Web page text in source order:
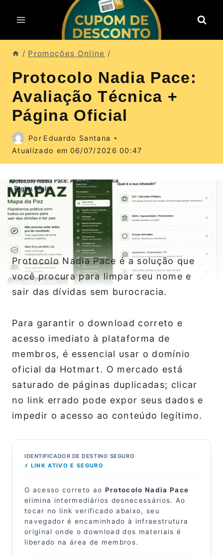
para
o
Conteúdo
/ Promoções Online /
Protocolo Nadia Pace:
Avaliação Técnica +
Página Oficial
Por Eduardo Santana
Atualizado em 06/07/2026 00:47
Protocolo Nadia Pace é a solução que
você procura para limpar seu nome e
sair das dívidas sem burocracia.
Para garantir o download correto e
acesso imediato à plataforma de
membros, é essencial usar o domínio
oficial da Hotmart. O mercado está
saturado de páginas duplicadas; clicar
no link errado pode expor seus dados e
impedir o acesso ao conteúdo legítimo.
IDENTIFICADOR DE DESTINO SEGURO
⚡ LINK ATIVO E SEGURO
O acesso correto ao Protocolo Nadia Pace
elimina intermediários desnecessários. Ao
tocar no link verificado abaixo, seu
navegador é encaminhado à infraestrutura
original onde o download dos materiais é
liberado na área de membros.